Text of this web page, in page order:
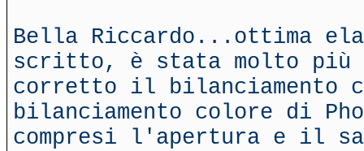
Bella Riccardo...ottima
scritto, è stata molto più
corretto il bilanciamento
bilanciamento colore di
compresi l'apertura e il